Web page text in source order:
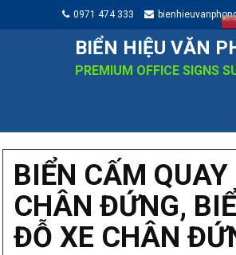
0971 474 333
BIỂN HIỆU VĂN
PREMIUM OFFICE SIGNS
BIỂN CẤM
CHÂN ĐỨNG,
ĐỖ XE CHÂN